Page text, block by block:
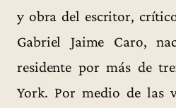
y obra del escritor,
Gabriel Jaime Caro,
residente por más de
York. Por medio de las